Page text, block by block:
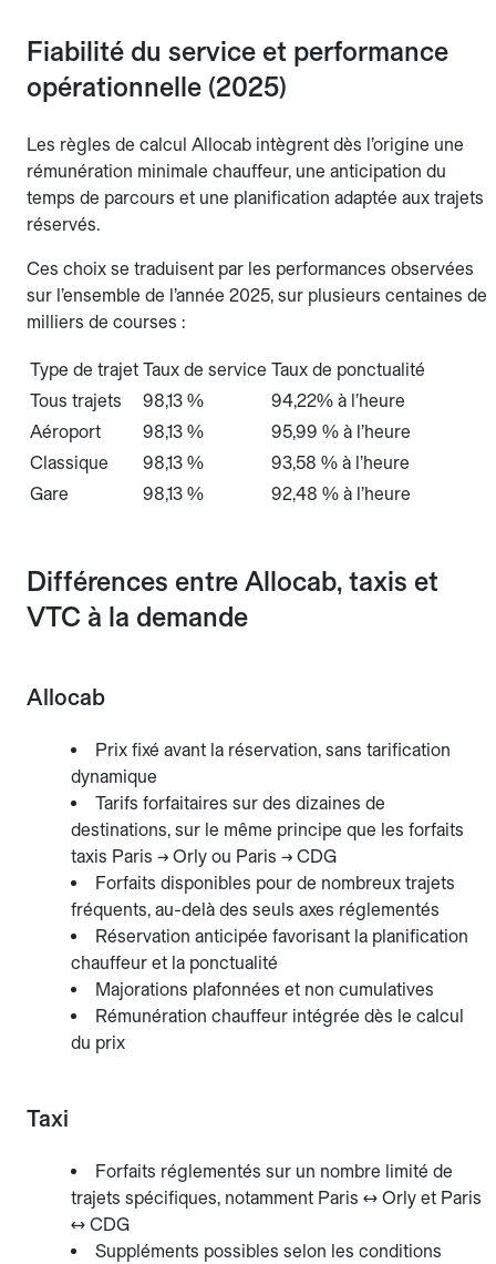
Fiabilité du service et performance
opérationnelle (2025)
Les règles de calcul Allocab intègrent dès l’origine une
rémunération minimale chauffeur, une anticipation du
temps de parcours et une planification adaptée aux trajets
réservés.
Ces choix se traduisent par les performances observées
sur l’ensemble de l’année 2025, sur plusieurs centaines de
milliers de courses :
Type de trajet Taux de service Taux de ponctualité
Tous trajets
98,13 %
94,22% à l’heure
Aéroport
98,13 %
95,99 % à l’heure
Classique
98,13 %
93,58 % à l’heure
Gare
98,13 % 92,48 % à l’heure
Différences entre Allocab, taxis et
VTC à la demande
Allocab
Prix fixé avant la réservation, sans tarification
dynamique
Tarifs forfaitaires sur des dizaines de
destinations, sur le même principe que les forfaits
taxis Paris → Orly ou Paris → CDG
Forfaits disponibles pour de nombreux trajets
fréquents, au-delà des seuls axes réglementés
Réservation anticipée favorisant la planification
chauffeur et la ponctualité
Majorations plafonnées et non cumulatives
Rémunération chauffeur intégrée dès le calcul
du prix
Taxi
Forfaits réglementés sur un nombre limité de
trajets spécifiques, notamment Paris ↔ Orly et Paris
↔ CDG
Suppléments possibles selon les conditions